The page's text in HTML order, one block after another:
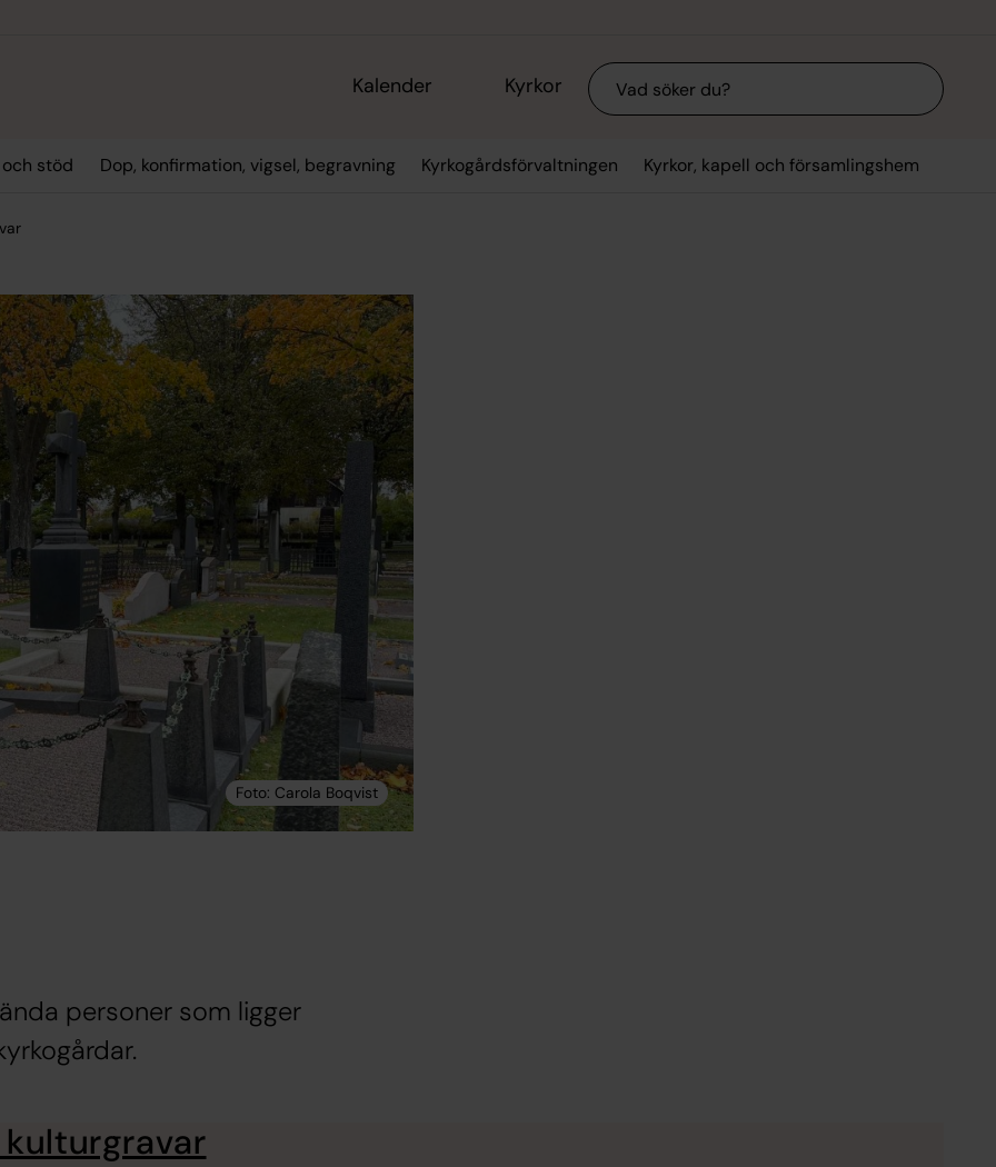
Kalender Kyrkor Sök
stöd Dop, konfirmation, vigsel, begravning Kyrkogårdsförvaltningen Kyrkor, kapell och församlingshem
personer som ligger